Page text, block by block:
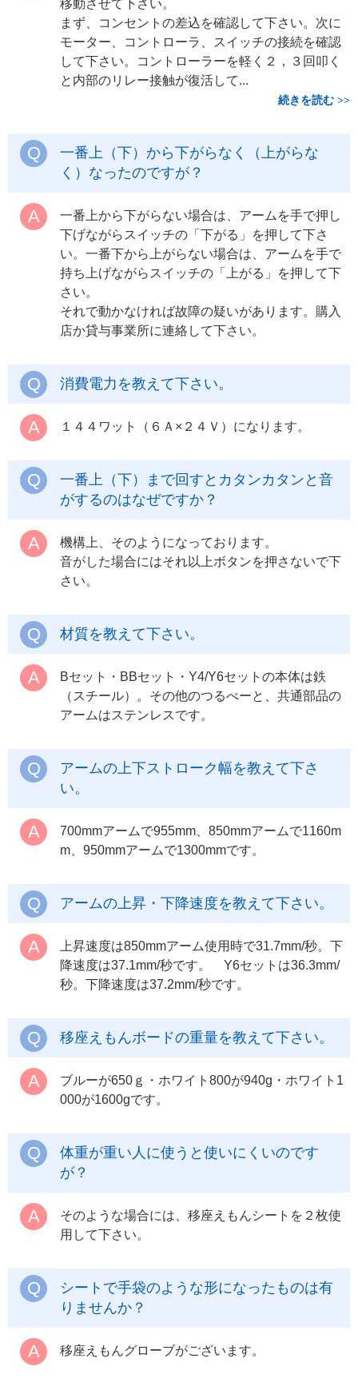
移動させて下さい。
まず、コンセントの差込を確認して下さい。次に
モーター、コントローラ、スイッチの接続を確認
して下さい。コントローラーを軽く２，３回叩く
と内部のリレー接触が復活して...
続きを読む
一番上（下）から下がらなく（上がらな
く）なったのですが？
一番上から下がらない場合は、アームを手で押し
下げながらスイッチの「下がる」を押して下さ
い。一番下から上がらない場合は、アームを手で
持ち上げながらスイッチの「上がる」を押して下
さい。
それで動かなければ故障の疑いがあります。購入
店か貸与事業所に連絡して下さい。
消費電力を教えて下さい。
１４４ワット（６Ａ×２４Ｖ）になります。
一番上（下）まで回すとカタンカタンと音
がするのはなぜですか？
機構上、そのようになっております。
音がした場合にはそれ以上ボタンを押さないで下
さい。
材質を教えて下さい。
Bセット・BBセット・Y4/Y6セットの本体は鉄
（スチール）。その他のつるべーと、共通部品の
アームはステンレスです。
アームの上下ストローク幅を教えて下さ
い。
700mmアームで955mm、850mmアームで1160m
m、950mmアームで1300mmです。
アームの上昇・下降速度を教えて下さい。
上昇速度は850mmアーム使用時で31.7mm/秒。下
降速度は37.1mm/秒です。 Y6セットは36.3mm/
秒。下降速度は37.2mm/秒です。
移座えもんボードの重量を教えて下さい。
ブルーが650ｇ・ホワイト800が940g・ホワイト1
000が1600gです。
体重が重い人に使うと使いにくいのです
が？
そのような場合には、移座えもんシートを２枚使
用して下さい。
シートで手袋のような形になったものは有
りませんか？
移座えもんグローブがございます。